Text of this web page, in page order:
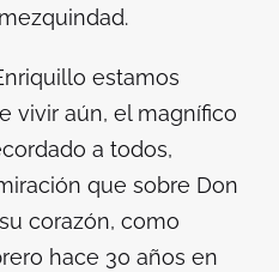
estamos
vivir aún, el magnífico
a todos,
que sobre Don
corazón, como
hace 30 años en